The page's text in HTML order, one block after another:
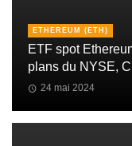
ETHEREUM (ETH)
ETF spot
plans du NYSE,
24 mai 2024